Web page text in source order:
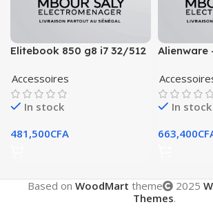
Elitebook 850 g8 i7 32/512
Accessoires
In stock
481,500CFA
Alienware
dédiée
In stock
663,400
Based on WoodMart theme 2025
Themes.